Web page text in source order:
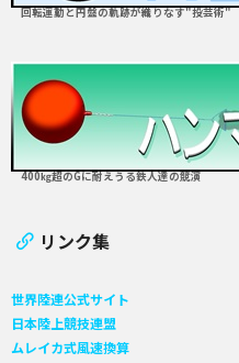
回転運動と円盤の軌跡が織りなす"投芸術"
400㎏超のGに耐えうる鉄人達の競演
リンク集
世界陸連公式サイト
日本陸上競技連盟
ムレイカ式風速換算